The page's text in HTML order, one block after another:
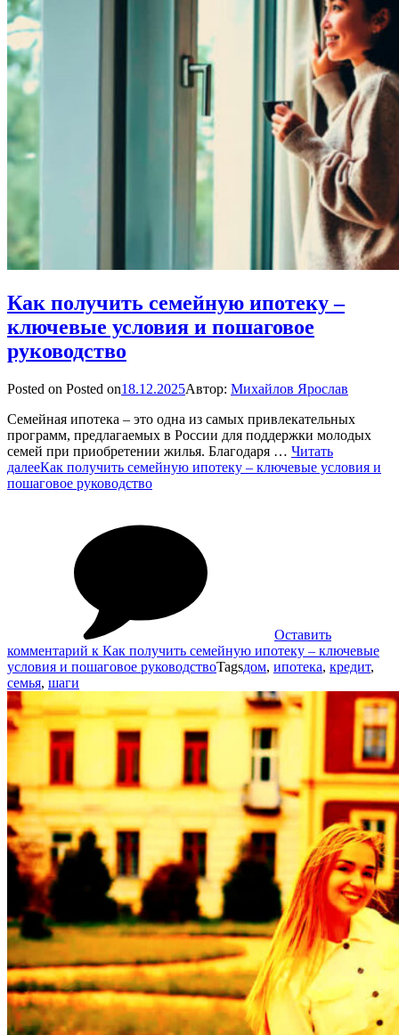
Как получить семейную ипотеку –
ключевые условия и пошаговое
руководство
Posted on Posted on18.12.2025Автор: Михайлов Ярослав
Семейная ипотека – это одна из самых привлекательных
программ, предлагаемых в России для поддержки молодых
семей при приобретении жилья. Благодаря … Читать
далееКак получить семейную ипотеку – ключевые условия и
пошаговое руководство
Оставить
комментарий к Как получить семейную ипотеку – ключевые
условия и пошаговое руководствоTagsдом, ипотека, кредит,
семья, шаги